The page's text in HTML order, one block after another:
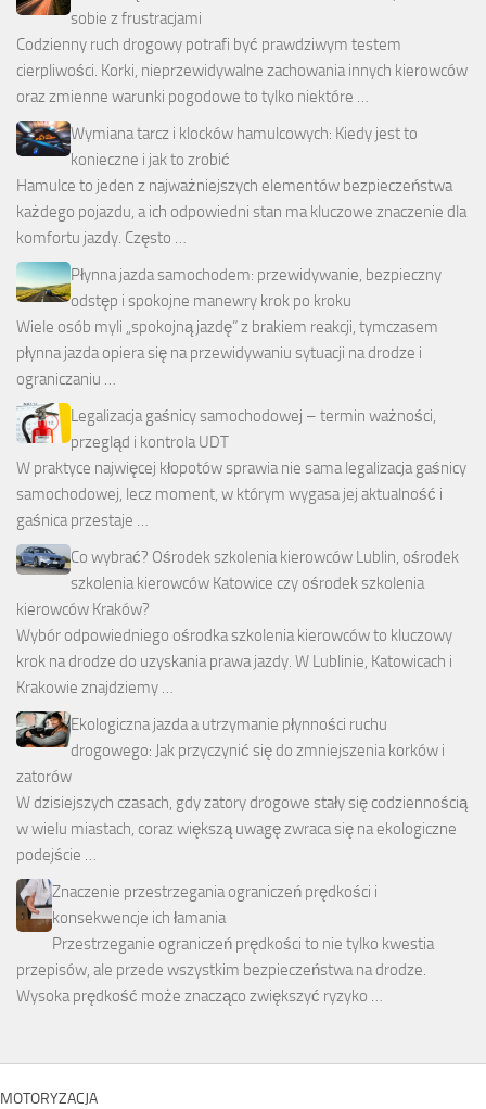
sobie z frustracjami
Codzienny ruch drogowy potrafi być prawdziwym testem
cierpliwości. Korki, nieprzewidywalne zachowania innych kierowców
oraz zmienne warunki pogodowe to tylko niektóre …
Wymiana tarcz i klocków hamulcowych: Kiedy jest to
konieczne i jak to zrobić
Hamulce to jeden z najważniejszych elementów bezpieczeństwa
każdego pojazdu, a ich odpowiedni stan ma kluczowe znaczenie dla
komfortu jazdy. Często …
Płynna jazda samochodem: przewidywanie, bezpieczny
odstęp i spokojne manewry krok po kroku
Wiele osób myli „spokojną jazdę” z brakiem reakcji, tymczasem
płynna jazda opiera się na przewidywaniu sytuacji na drodze i
ograniczaniu …
Legalizacja gaśnicy samochodowej – termin ważności,
przegląd i kontrola UDT
W praktyce najwięcej kłopotów sprawia nie sama legalizacja gaśnicy
samochodowej, lecz moment, w którym wygasa jej aktualność i
gaśnica przestaje …
Co wybrać? Ośrodek szkolenia kierowców Lublin, ośrodek
szkolenia kierowców Katowice czy ośrodek szkolenia
kierowców Kraków?
Wybór odpowiedniego ośrodka szkolenia kierowców to kluczowy
krok na drodze do uzyskania prawa jazdy. W Lublinie, Katowicach i
Krakowie znajdziemy …
Ekologiczna jazda a utrzymanie płynności ruchu
drogowego: Jak przyczynić się do zmniejszenia korków i
zatorów
W dzisiejszych czasach, gdy zatory drogowe stały się codziennością
w wielu miastach, coraz większą uwagę zwraca się na ekologiczne
podejście …
Znaczenie przestrzegania ograniczeń prędkości i
konsekwencje ich łamania
Przestrzeganie ograniczeń prędkości to nie tylko kwestia
przepisów, ale przede wszystkim bezpieczeństwa na drodze.
Wysoka prędkość może znacząco zwiększyć ryzyko …
MOTORYZACJA